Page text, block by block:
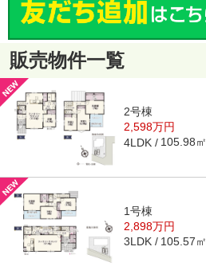
販売物件一覧
2号棟
2,598万円
4LDK 105.98㎡
1号棟
2,898万円
3LDK 105.57㎡